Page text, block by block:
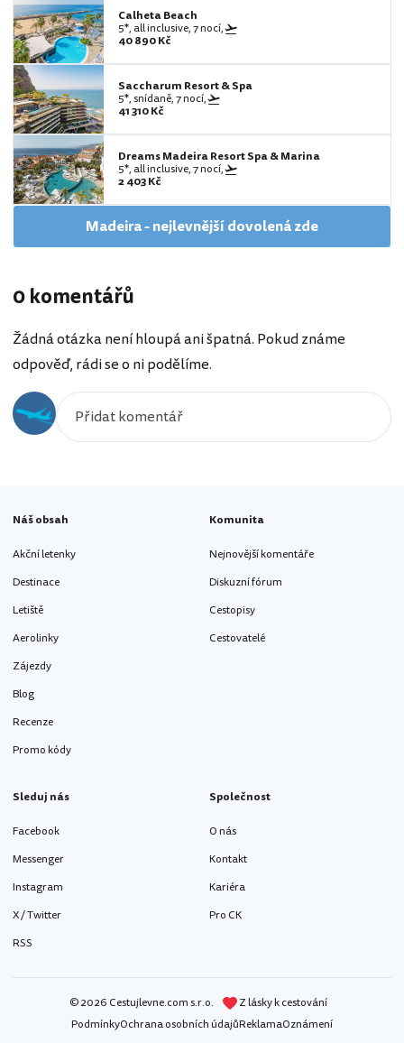
Calheta Beach
5*, all inclusive, 7 nocí,
40 890 Kč
Saccharum Resort & Spa
5*, snídaně, 7 nocí,
41 310 Kč
Dreams Madeira Resort Spa & Marina
5*, all inclusive, 7 nocí,
2 403 Kč
Madeira - nejlevnější dovolená zde
0 komentářů
Žádná otázka není hloupá ani špatná. Pokud známe
odpověď, rádi se o ni podělíme.
Náš obsah
Akční letenky
Destinace
Letiště
Aerolinky
Zájezdy
Blog
Recenze
Promo kódy
Komunita
Nejnovější komentáře
Diskuzní fórum
Cestopisy
Cestovatelé
Sleduj nás
Facebook
Messenger
Instagram
X / Twitter
RSS
Společnost
O nás
Kontakt
Kariéra
Pro CK
© 2026 Cestujlevne.com s.r.o.
Z lásky k cestování
PodmínkyOchrana osobních údajůReklamaOznámení